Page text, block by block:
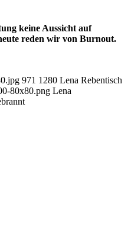
keine Aussicht auf
reden wir von Burnout.
971 1280 Lena Rebentisch
80x80.png Lena